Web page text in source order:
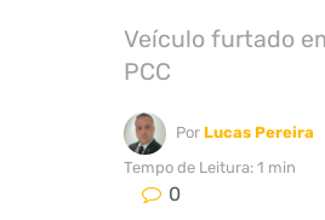
Veículo furtado
PCC
Por Lucas Pereira
Tempo de Leitura: 1 min
0